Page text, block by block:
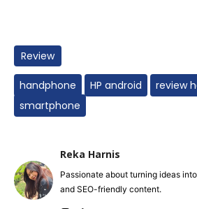
Review
handphone HP android
review
smartphone
Reka Harnis
Passionate about turning ideas
and SEO-friendly content.